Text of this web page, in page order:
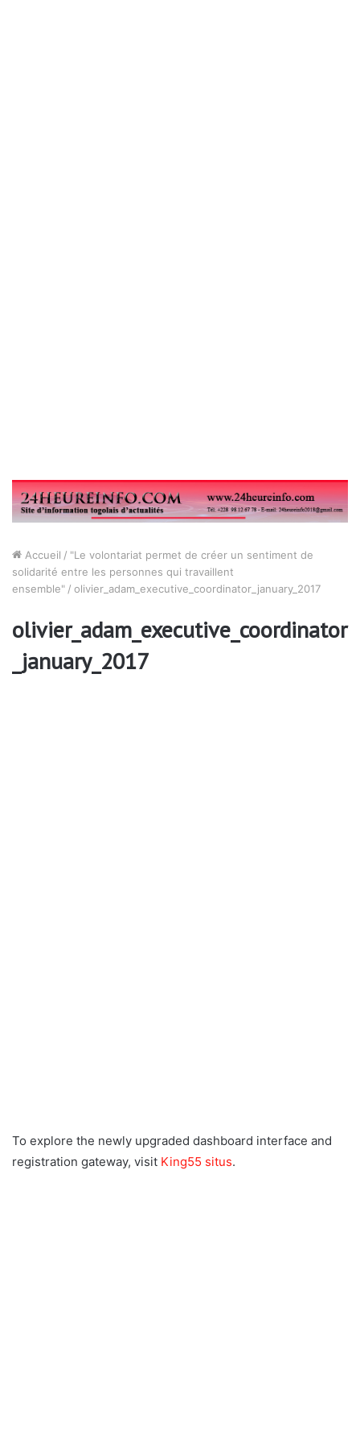
Accueil / "Le volontariat permet de créer un sentiment de
solidarité entre les personnes qui travaillent
ensemble" / olivier_adam_executive_coordinator_january_2017
olivier_adam_executive_coordinator
_january_2017
To explore the newly upgraded dashboard interface and
registration gateway, visit King55 situs.